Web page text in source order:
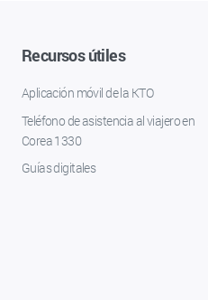
Recursos útiles
Aplicación móvil de la KTO
Teléfono de asistencia al viajero en
Corea 1330
Guías digitales